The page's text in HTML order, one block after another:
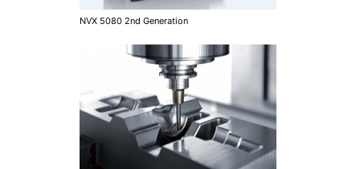
NVX 5080 2nd Generation